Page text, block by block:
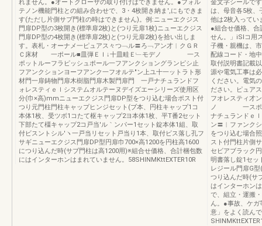
れません。●オートクローザの取り付けはできません。●フォル
テノン機能門柱との組み合わせで、3・4枚開き納ま',にもできま
す(ただし片側サブ門柱の時はできません)。例:ニューエクジス
門扉DP型の3枚開き(標準扉2枚)と(つり元扉1枚)ニューエクジス
門扉DP型の4枚開き(標準扉2枚)と(つり元扉2枚)を拾い出しま
す。表札・オーナメ一ピュアス々つ﹁ル〓ろ﹁アン才︱クＧＲ
Ｃ床材 一ポール■皿弾ＥＩ↓十皿畦Ｅ﹂モデノ 一ス
ポットルーフラピッシュポール一フアンクショングランピシ止
フアンクションヨーフアンク一フオルテ″ン上ユ十一ットラト形
材門一扉鋳物門扉木樹脂門扉木製門扉門 一戸ナチュランドフ
ォレスティｅｌシステムオルテーヌデイズエーシリーズ使用区
分(巾×高)mmニューエクジス門扉DP型をつり込む場合ポスト付
つり元門柱門柱キャップヒンジセット(ブ本、円柱キャップ1コ
本体1枚、受ツボ1コたて枢キャップ2ヨ本体1枚、平T番2セット
下部たて橿キャップ2コ戸当'ル｀ンパー1セット錠本体1組、取
付ビスントシル′ヽ一戸当リセット戸当り1本、取付ビス落し孔フ
サギニューエクジス門扉DP型円扉巾700×高1200を円柱高1600
につり込んだ時(サブ門柱は高1200用)※組合せ価格、合計梱包数
にはインターホンはまれていません。58SHINMKttEXTER10R
金文字シールで
は、母音各5枚、
他は2枚入ってい
●組合せ価格、合
せん。」iSlコ用
子機・親機は、
配線コード・地
取付説明書記載
源や電気工事は
ください。電気
ださい。ピュア
フオレスティ才
ノ 一スポット
ナチュランドｅ
ン〓︱ファンク
をつり込む場合
スト付門柱片側
セビアブラック
明書落し錠1セッ
レジール門扉G
つり込んだ時(サ
はインターホン
で、組立・運搬
ん。●事故、ケガ
意」をよく読ん